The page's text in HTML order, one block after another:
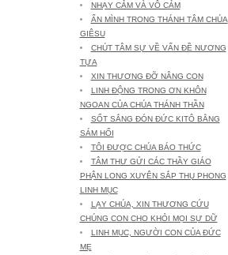
NHẠY CẢM VÀ VÔ CẢM
ẨN MÌNH TRONG THÁNH TÂM CHÚA
GIÊSU
CHÚT TÂM SỰ VỀ VẤN ĐỀ NƯƠNG
TỰA
XIN THƯƠNG ĐỠ NÂNG CON
LINH ĐỘNG TRONG ƠN KHÔN
NGOAN CỦA CHÚA THÁNH THẦN
SỐT SẮNG ĐÓN ĐỨC KITÔ BẰNG
SÁM HỐI
TÔI ĐƯỢC CHÚA BÁO THỨC
TÂM THƯ GỬI CÁC THẦY GIÁO
PHẬN LONG XUYÊN SẮP THỤ PHONG
LINH MỤC
LẠY CHÚA, XIN THƯƠNG CỨU
CHÚNG CON CHO KHỎI MỌI SỰ DỮ
LINH MỤC, NGƯỜI CON CỦA ĐỨC
MẸ